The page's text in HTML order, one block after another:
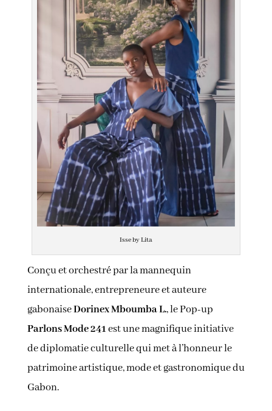
Isse by Lita
Conçu et orchestré par la mannequin
internationale, entrepreneure et auteure
gabonaiseDorinex Mboumba L., le Pop-up
Parlons Mode 241est une magnifique initiative
de diplomatie culturelle qui met à l’honneur le
patrimoine artistique, mode et gastronomique du
Gabon.